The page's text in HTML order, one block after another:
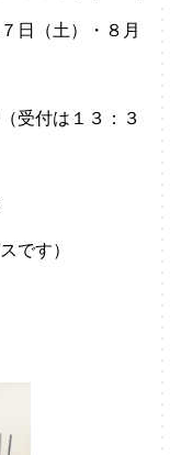
日（土）・８月
受付は１３：３
です）